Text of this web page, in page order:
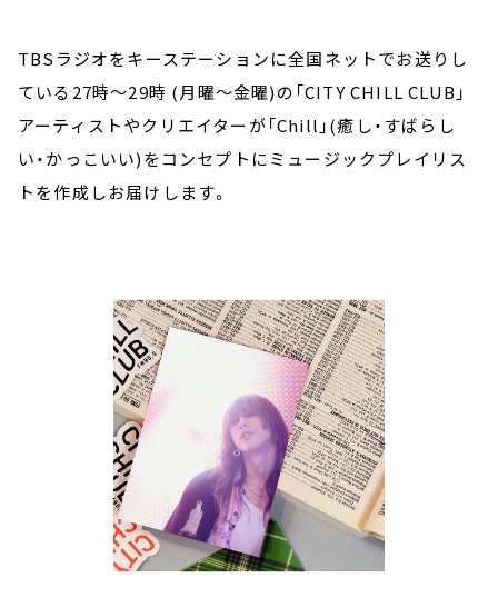
TBSラジオをキーステーションに全国ネットでお送りし
ている27時～29時 (月曜～金曜)の「CITY CHILL CLUB」
アーティストやクリエイターが「Chill」(癒し・すばらし
い・かっこいい)をコンセプトにミュージックプレイリス
トを作成しお届けします。